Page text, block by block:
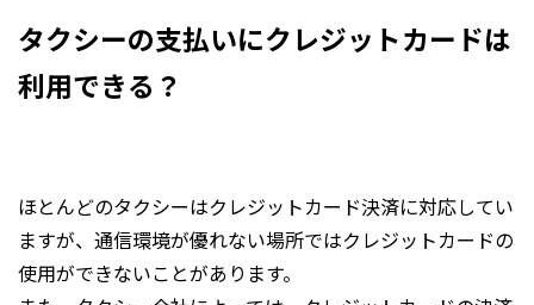
タクシーの支払いにクレジットカードは
利用できる？
ほとんどのタクシーはクレジットカード決済に対応してい
ますが、通信環境が優れない場所ではクレジットカードの
使用ができないことがあります。